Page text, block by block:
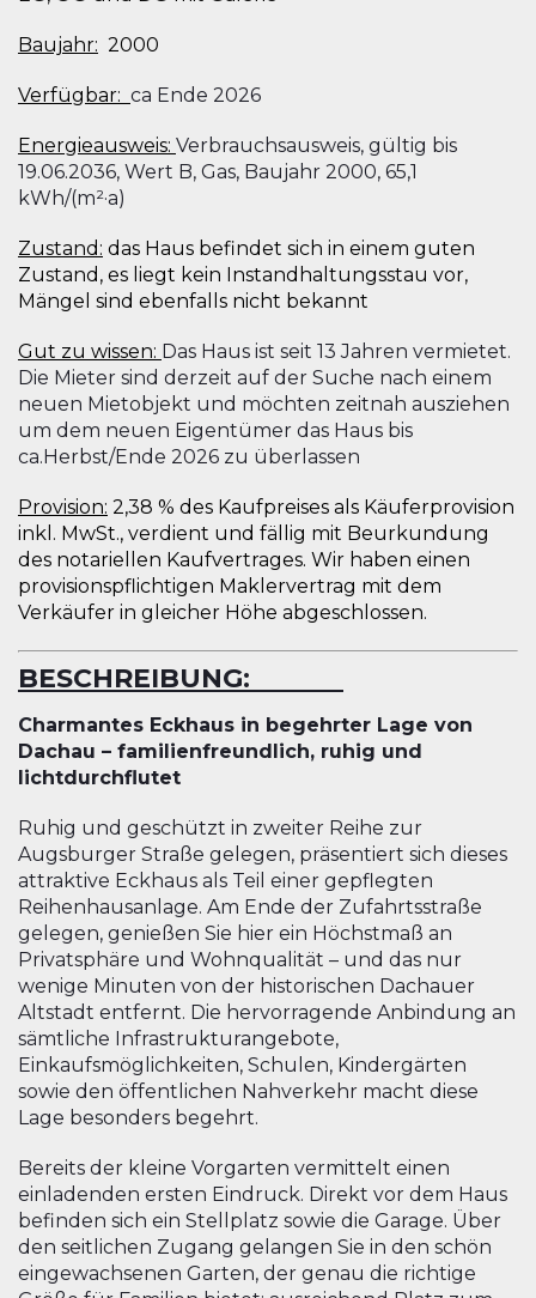
Baujahr: 2000
Verfügbar: ca Ende 2026
Energieausweis: Verbrauchsausweis, gültig bis
19.06.2036, Wert B, Gas, Baujahr 2000, 65,1
kWh/(m²·a)
Zustand: das Haus befindet sich in einem guten
Zustand, es liegt kein Instandhaltungsstau vor,
Mängel sind ebenfalls nicht bekannt
Gut zu wissen: Das Haus ist seit 13 Jahren vermietet.
Die Mieter sind derzeit auf der Suche nach einem
neuen Mietobjekt und möchten zeitnah ausziehen
um dem neuen Eigentümer das Haus bis
ca.Herbst/Ende 2026 zu überlassen
Provision: 2,38 % des Kaufpreises als Käuferprovision
inkl. MwSt., verdient und fällig mit Beurkundung
des notariellen Kaufvertrages. Wir haben einen
provisionspflichtigen Maklervertrag mit dem
Verkäufer in gleicher Höhe abgeschlossen.
BESCHREIBUNG:
Charmantes Eckhaus in begehrter Lage von
Dachau – familienfreundlich, ruhig und
lichtdurchflutet
Ruhig und geschützt in zweiter Reihe zur
Augsburger Straße gelegen, präsentiert sich dieses
attraktive Eckhaus als Teil einer gepflegten
Reihenhausanlage. Am Ende der Zufahrtsstraße
gelegen, genießen Sie hier ein Höchstmaß an
Privatsphäre und Wohnqualität – und das nur
wenige Minuten von der historischen Dachauer
Altstadt entfernt. Die hervorragende Anbindung an
sämtliche Infrastrukturangebote,
Einkaufsmöglichkeiten, Schulen, Kindergärten
sowie den öffentlichen Nahverkehr macht diese
Lage besonders begehrt.
Bereits der kleine Vorgarten vermittelt einen
einladenden ersten Eindruck. Direkt vor dem Haus
befinden sich ein Stellplatz sowie die Garage. Über
den seitlichen Zugang gelangen Sie in den schön
eingewachsenen Garten, der genau die richtige